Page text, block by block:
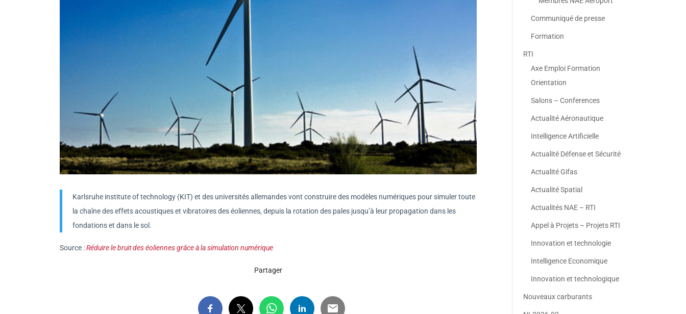
Karlsruhe institute of technology (KIT) et des universités allemandes vont construire des modèles numériques pour simuler toute
la chaîne des effets acoustiques et vibratoires des éoliennes, depuis la rotation des pales jusqu’à leur propagation dans les
fondations et dans le sol.
Source :Réduire le bruit des éoliennes grâce à la simulation numérique
Partager
Communiqué de presse
Formation
RTI
Axe Emploi Formation
Orientation
Salons – Conferences
Actualité Aéronautique
Intelligence Artificielle
Actualité Défense et Sécurité
Actualité Gifas
Actualité Spatial
Actualités NAE – RTI
Appel à Projets – Projets RTI
Innovation et technologie
Intelligence Economique
Innovation et technologique
Nouveaux carburants